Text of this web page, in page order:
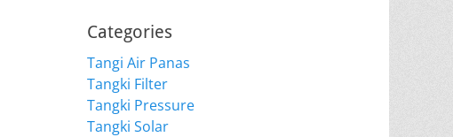
Categories
Tangi Air Panas
Tangki Filter
Tangki Pressure
Tangki Solar